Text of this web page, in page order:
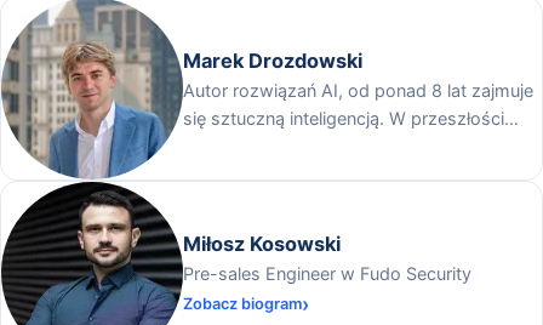
Marek Drozdowski
Autor rozwiązań AI, od ponad 8 lat zajmuje
się sztuczną inteligencją. W przeszłości
rozwiązania dla autonomicznych sklepów
(wdrażane w Żabkach Nano), systemy
autonomicznych kamer na stadionach oraz
Miłosz Kosowski
Pre-sales Engineer w Fudo Security
Zobacz biogram